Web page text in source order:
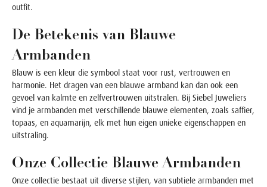
outfit.
De Betekenis van Blauwe
Armbanden
Blauw is een kleur die symbool staat voor rust, vertrouwen en
harmonie. Het dragen van een blauwe armband kan dan ook een
gevoel van kalmte en zelfvertrouwen uitstralen. Bij Siebel Juweliers
vind je armbanden met verschillende blauwe elementen, zoals saffier,
topaas, en aquamarijn, elk met hun eigen unieke eigenschappen en
uitstraling.
Onze Collectie Blauwe Armbanden
Onze collectie bestaat uit diverse stijlen, van subtiele armbanden met